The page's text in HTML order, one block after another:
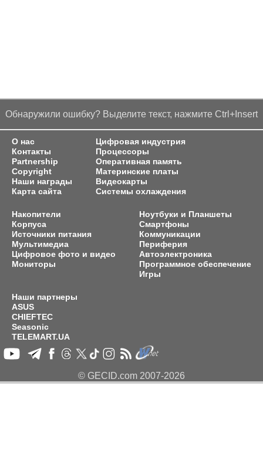
Обнаружили ошибку? Выделите текст, нажмите Ctrl+Insert
О нас
Контакты
Partnership
Copyright
Наши награды
Карта сайта
Цифровая индустрия
Процессоры
Оперативная память
Материнские платы
Видеокарты
Системы охлаждения
Накопители
Корпуса
Источники питания
Мультимедиа
Цифровое фото и видео
Мониторы
Ноутбуки и Планшеты
Смартфоны
Коммуникации
Периферия
Автоэлектроника
Программное обеспечение
Игры
Наши партнеры
ASUS
CHIEFTEC
Seasonic
TELEMART.UA
© GECID.com 2007-2026